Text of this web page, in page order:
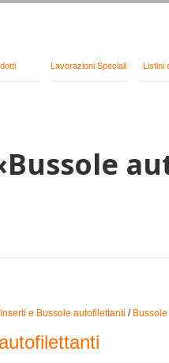
Lavorazioni Speciali Listini
Inserti e Bussole autofilettanti /